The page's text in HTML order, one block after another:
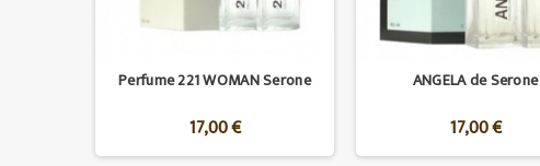
Perfume 221 WOMAN Serone
17,00 €
ANGELA de Serone
17,00 €